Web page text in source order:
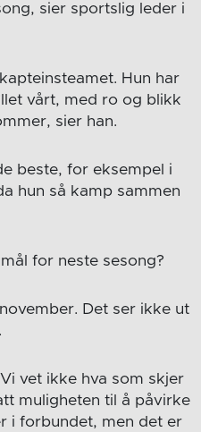
sier sportslig leder i
Hun har
vårt, med ro og blikk
sier han.
beste, for eksempel i
hun så kamp sammen
for neste sesong?
Det ser ikke ut
vet ikke hva som skjer
muligheten til å påvirke
i forbundet, men det er